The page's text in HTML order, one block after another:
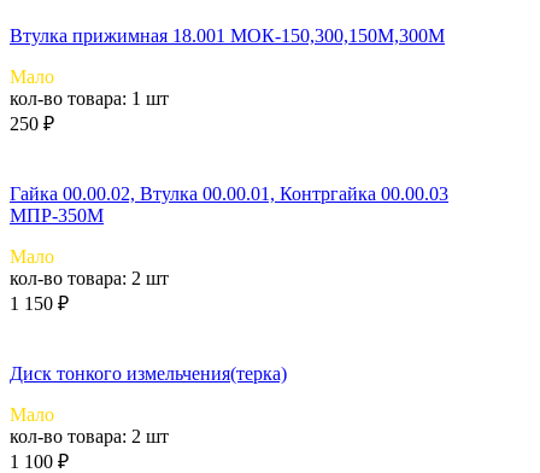
Втулка прижимная 18.001 МОК-150,300,150М,300М
Мало
кол-во товара: 1 шт
250 ₽
Гайка 00.00.02, Втулка 00.00.01, Контргайка 00.00.03
МПР-350М
Мало
кол-во товара: 2 шт
1 150 ₽
Диск тонкого измельчения(терка)
Мало
кол-во товара: 2 шт
1 100 ₽